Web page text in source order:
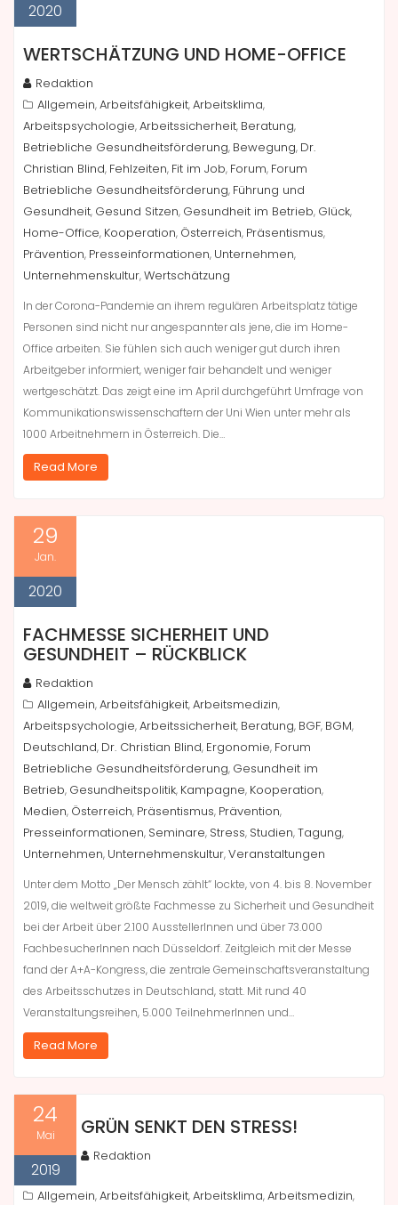
2020
WERTSCHÄTZUNG UND HOME-OFFICE
Redaktion
Allgemein,Arbeitsfähigkeit,Arbeitsklima,
Arbeitspsychologie,Arbeitssicherheit, Beratung,
Betriebliche Gesundheitsförderung, Bewegung, Dr.
Christian Blind, Fehlzeiten, Fit im Job, Forum, Forum
Betriebliche Gesundheitsförderung, Führung und
Gesundheit, Gesund Sitzen, Gesundheit im Betrieb, Glück,
Home-Office, Kooperation, Österreich, Präsentismus,
Prävention, Presseinformationen, Unternehmen,
Unternehmenskultur,Wertschätzung
In der Corona-Pandemie an ihrem regulären Arbeitsplatz tätige
Personen sind nicht nur angespannter als jene, die im Home-
Office arbeiten. Sie fühlen sich auch weniger gut durch ihren
Arbeitgeber informiert, weniger fair behandelt und weniger
wertgeschätzt. Das zeigt eine im April durchgeführt Umfrage von
Kommunikationswissenschaftern der Uni Wien unter mehr als
1000 Arbeitnehmern in Österreich. Die…
Read More
29
Jan.
2020
FACHMESSE SICHERHEIT UND
GESUNDHEIT – RÜCKBLICK
Redaktion
Allgemein,Arbeitsfähigkeit,Arbeitsmedizin,
Arbeitspsychologie,Arbeitssicherheit, Beratung, BGF, BGM,
Deutschland, Dr. Christian Blind, Ergonomie, Forum
Betriebliche Gesundheitsförderung, Gesundheit im
Betrieb, Gesundheitspolitik, Kampagne, Kooperation,
Medien, Österreich, Präsentismus, Prävention,
Presseinformationen, Seminare, Stress, Studien,Tagung,
Unternehmen, Unternehmenskultur,Veranstaltungen
Unter dem Motto „Der Mensch zählt“ lockte, von 4. bis 8. November
2019, die weltweit größte Fachmesse zu Sicherheit und Gesundheit
bei der Arbeit über 2.100 AusstellerInnen und über 73.000
FachbesucherInnen nach Düsseldorf. Zeitgleich mit der Messe
fand der A+A-Kongress, die zentrale Gemeinschaftsveranstaltung
des Arbeitsschutzes in Deutschland, statt. Mit rund 40
Veranstaltungsreihen, 5.000 TeilnehmerInnen und…
Read More
24
Mai
2019
GRÜN SENKT DEN STRESS!
Redaktion
Allgemein,Arbeitsfähigkeit,Arbeitsklima,Arbeitsmedizin,